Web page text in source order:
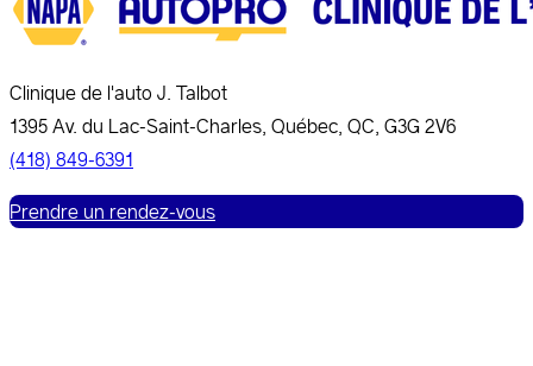
Clinique de l'auto J. Talbot
1395 Av. du Lac-Saint-Charles, Québec, QC, G3G 2V6
(418) 849-6391
Prendre un rendez-vous